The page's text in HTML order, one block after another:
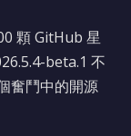
顆 GitHub 星
beta.1 不
奮鬥中的開源